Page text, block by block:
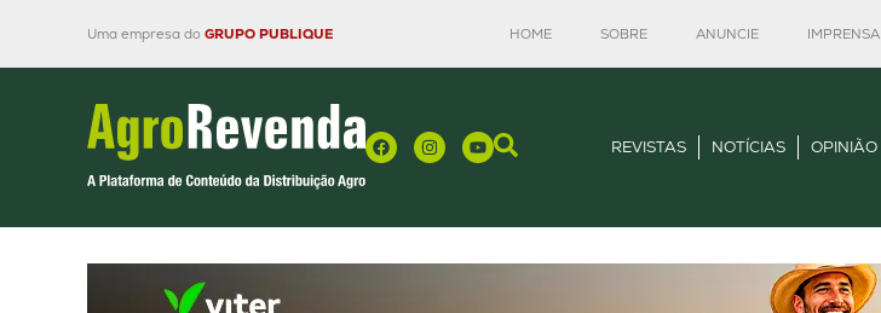
Uma empresa do GRUPO PUBLIQUE HOME SOBRE ANUNCIE IMPRENSA
REVISTAS NOTÍCIAS OPINIÃO